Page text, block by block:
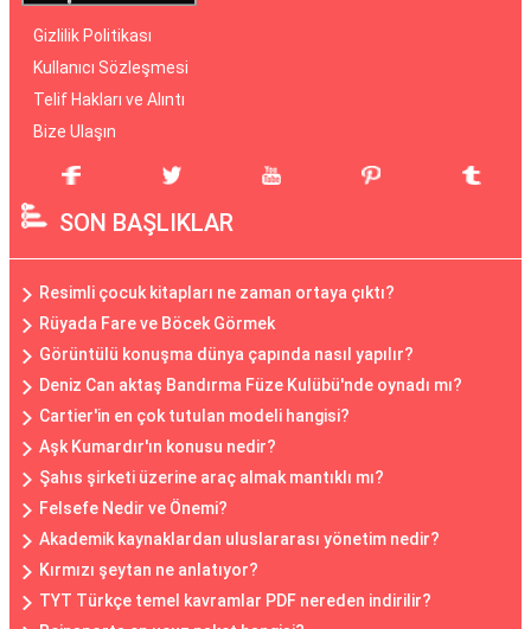
Gizlilik Politikası
Kullanıcı Sözleşmesi
Telif Hakları ve Alıntı
Bize Ulaşın
SON BAŞLIKLAR
Resimli çocuk kitapları ne zaman ortaya çıktı?
Rüyada Fare ve Böcek Görmek
Görüntülü konuşma dünya çapında nasıl yapılır?
Deniz Can aktaş Bandırma Füze Kulübü'nde oynadı mı?
Cartier'in en çok tutulan modeli hangisi?
Aşk Kumardır'ın konusu nedir?
Şahıs şirketi üzerine araç almak mantıklı mı?
Felsefe Nedir ve Önemi?
Akademik kaynaklardan uluslararası yönetim nedir?
Kırmızı şeytan ne anlatıyor?
TYT Türkçe temel kavramlar PDF nereden indirilir?